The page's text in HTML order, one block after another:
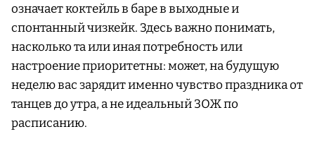
означает коктейль в баре в выходные и
спонтанный чизкейк. Здесь важно понимать,
насколько та или иная потребность или
настроение приоритетны: может, на будущую
неделю вас зарядит именно чувство праздника от
танцев до утра, а не идеальный ЗОЖ по
расписанию.